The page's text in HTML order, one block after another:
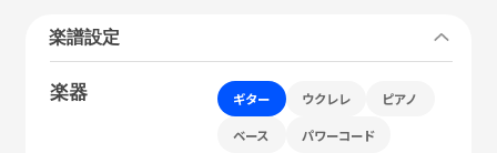
楽譜設定
楽器 ギター ウクレレ ピアノ
ベース パワーコード